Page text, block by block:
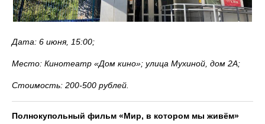
Дата: 6 июня, 15:00;
Место: Кинотеатр «Дом кино»; улица Мухиной, дом 2А;
Стоимость: 200-500 рублей.
Полнокупольный фильм «Мир, в котором мы живём»